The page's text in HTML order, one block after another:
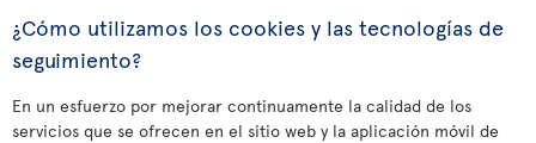
¿Cómo utilizamos los cookies y las tecnologías de
seguimiento?
En un esfuerzo por mejorar continuamente la calidad de los
servicios que se ofrecen en el sitio web y la aplicación móvil de